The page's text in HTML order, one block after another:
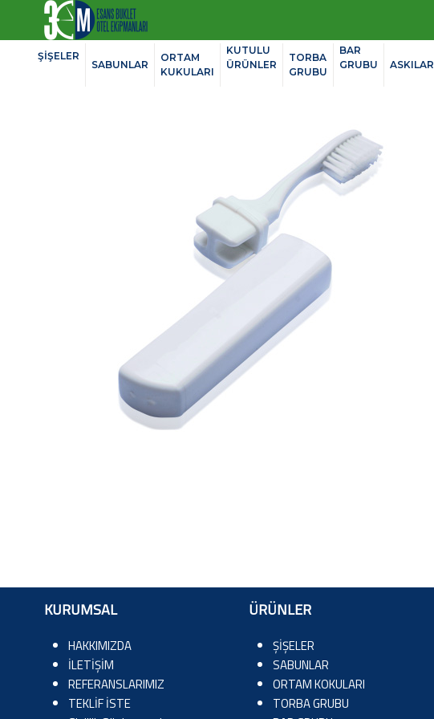
ŞİŞELER
SABUNLAR
ORTAM
KUKULARI
KUTULU
ÜRÜNLER
TORBA
GRUBU
BAR
GRUBU
ASKILAR
KURUMSAL
HAKKIMIZDA
İLETİŞİM
REFERANSLARIMIZ
TEKLİF İSTE
ÜRÜNLER
ŞİŞELER
SABUNLAR
ORTAM KOKULARI
TORBA GRUBU